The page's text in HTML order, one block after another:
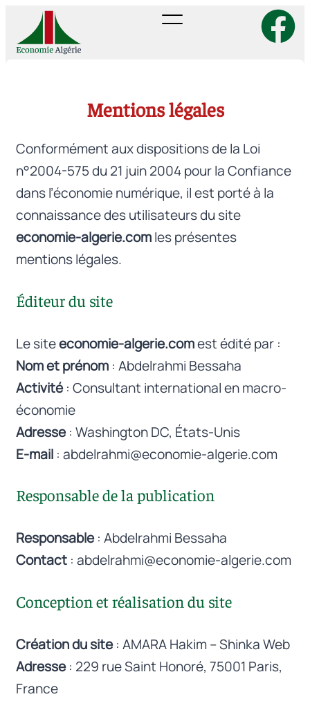
au
Mentions légales
Conformément aux dispositions de la Loi
n°2004-575 du 21 juin 2004 pour la Confiance
dans l’économie numérique, il est porté à la
connaissance des utilisateurs du site
economie-algerie.comles présentes
mentions légales.
Éditeur du site
Le siteeconomie-algerie.comest édité par :
Nom et prénom : Abdelrahmi Bessaha
Activité: Consultant international en macro-
économie
Adresse: Washington DC, États-Unis
E-mail : abdelrahmi@economie-algerie.com
Responsable de la publication
Responsable: Abdelrahmi Bessaha
Contact : abdelrahmi@economie-algerie.com
Conception et réalisation du site
Création du site: AMARA Hakim – Shinka Web
Adresse: 229 rue Saint Honoré, 75001 Paris,
France